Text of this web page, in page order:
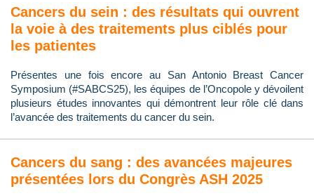
Cancers du sein : des résultats qui ouvrent
la voie à des traitements plus ciblés pour
les patientes
Présentes une fois encore au San Antonio Breast Cancer
Symposium (#SABCS25), les équipes de l’Oncopole y dévoilent
plusieurs études innovantes qui démontrent leur rôle clé dans
l’avancée des traitements du cancer du sein.
Cancers du sang : des avancées majeures
présentées lors du Congrès ASH 2025